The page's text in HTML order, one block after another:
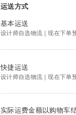
运送方式
基本运送
设计师自选物流 | 现在下单
快捷运送
设计师自选物流 | 现在下单
实际运费金额以购物车